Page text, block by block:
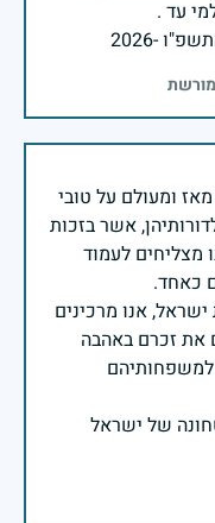
-2026
ומעולם על טובי
אשר בזכות
מצליחים לעמוד
אנו מרכינים
את זכרם באהבה
למשפחותיהם
של ישראל